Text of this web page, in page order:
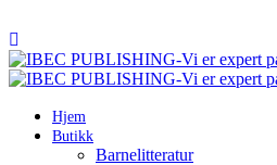
Hjem
Butikk
Barnelitteratur